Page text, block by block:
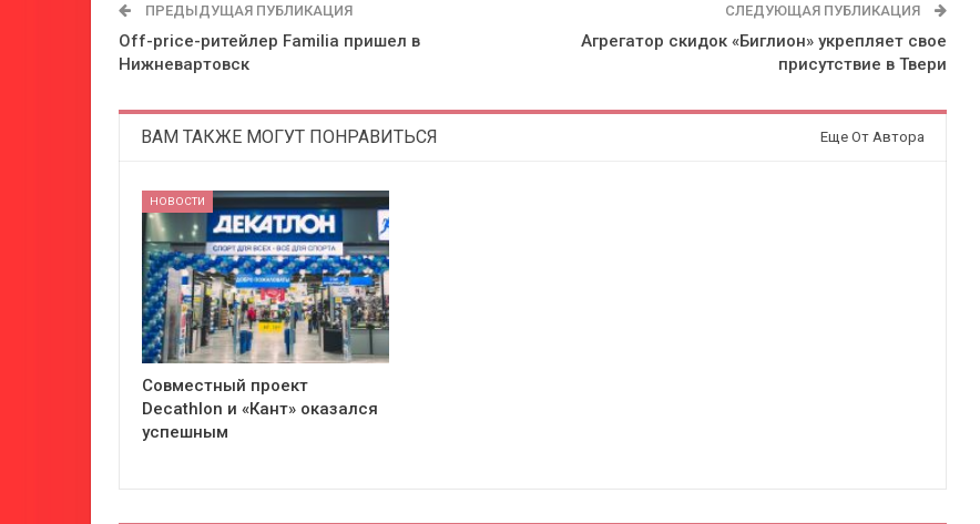
ПРЕДЫДУЩАЯ ПУБЛИКАЦИЯ
Off-price-ритейлер Familia пришел в
Нижневартовск
СЛЕДУЮЩАЯ ПУБЛИКАЦИЯ
Агрегатор скидок «Биглион» укрепляет свое
присутствие в Твери
ВАМ ТАКЖЕ МОГУТ ПОНРАВИТЬСЯ Еще От Автора
НОВОСТИ
Совместный проект
Decathlon и «Кант» оказался
успешным